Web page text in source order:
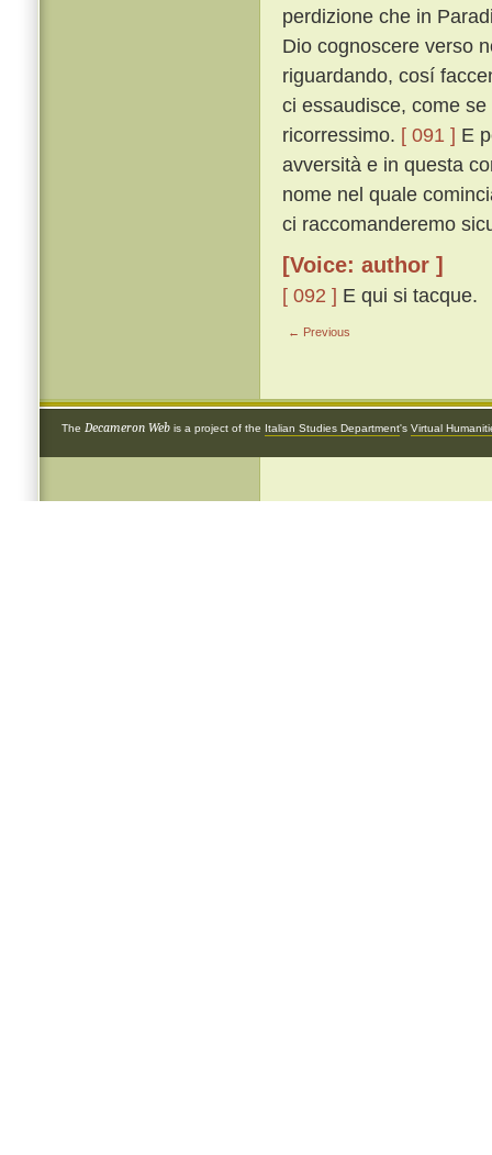
perdizione che in
Dio cognoscere verso
riguardando, cosí
ci essaudisce, come
ricorressimo. [ 091 ] E
avversità e in questa
nome nel quale
ci raccomanderemo
[Voice: author ]
[ 092 ] E qui si tacque.
← Previous
The Decameron Web is a project of the Italian Studies Department's Virtual